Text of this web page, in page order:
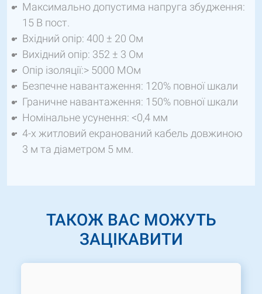
Максимально допустима напруга збудження:
15 В пост.
Вхідний опір: 400 ± 20 Ом
Вихідний опір: 352 ± 3 Ом
Опір ізоляції:> 5000 МОм
Безпечне навантаження: 120% повної шкали
Граничне навантаження: 150% повної шкали
Номінальне усунення: <0,4 мм
4-х житловий екранований кабель довжиною
3 м та діаметром 5 мм.
ТАКОЖ ВАС МОЖУТЬ
ЗАЦІКАВИТИ